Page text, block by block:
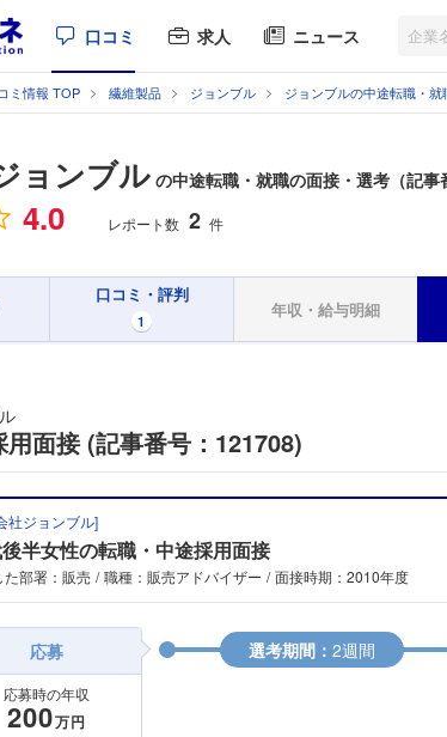
口コミ 求人 ニュース
ミ情報 TOP 繊維製品 ジョンブル ジョンブルの中途転職・
ョンブル の中途転職・就職の面接・選考（記事
4.0 レポート数 2 件
口コミ・評判
1
年収・給与明細
面接 (記事番号：121708)
社ジョンブル]
半女性の転職・中途採用面接
た部署：販売 職種：販売アドバイザー 面接時期：2010年度
選考期間： 2週間
応募
応募時の年収
200万円